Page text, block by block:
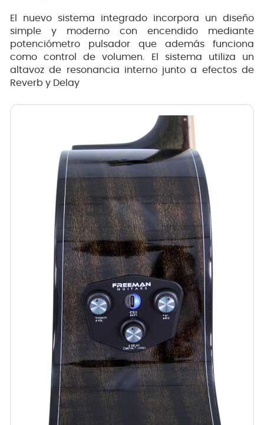
El nuevo sistema integrado incorpora un diseño
simple y moderno con encendido mediante
potenciómetro pulsador que además funciona
como control de volumen. El sistema utiliza un
altavoz de resonancia interno junto a efectos de
Reverb y Delay